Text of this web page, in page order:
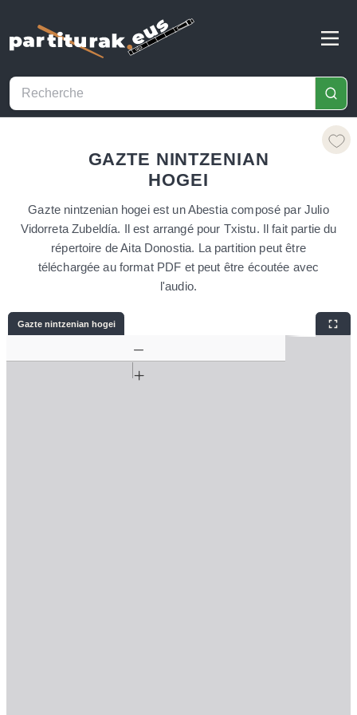
GAZTE NINTZENIAN
HOGEI
Gazte nintzenian hogei est un Abestia composé par Julio
Vidorreta Zubeldía. Il est arrangé pour Txistu. Il fait partie du
répertoire de Aita Donostia. La partition peut être
téléchargée au format PDF et peut être écoutée avec
l'audio.
Gazte nintzenian hogei